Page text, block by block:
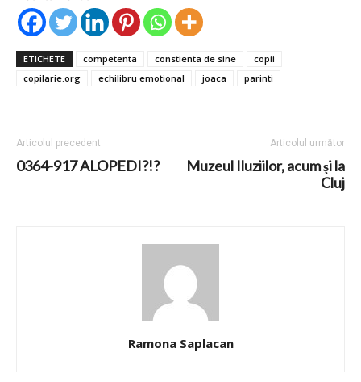
ETICHETE competenta constienta de sine
copii
copilarie.org
echilibru emotional joaca parinti
Articolul precedent
0364-917 ALOPEDI?!?
Articolul următor
Muzeul Iluziilor, acum şi la
Cluj
Ramona Saplacan